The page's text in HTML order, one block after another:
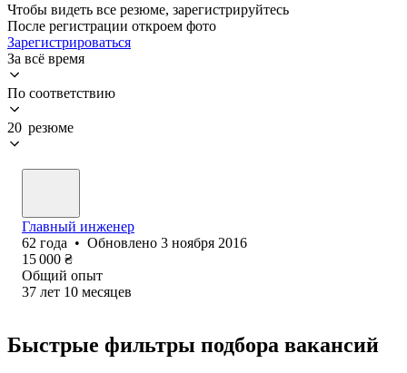
Чтобы видеть все резюме, зарегистрируйтесь
После регистрации откроем фото
Зарегистрироваться
За всё время
По соответствию
20 резюме
Главный инженер
62 года • Обновлено 3 ноября 2016
15 000 ₴
Общий опыт
37 лет 10 месяцев
Быстрые фильтры подбора вакансий